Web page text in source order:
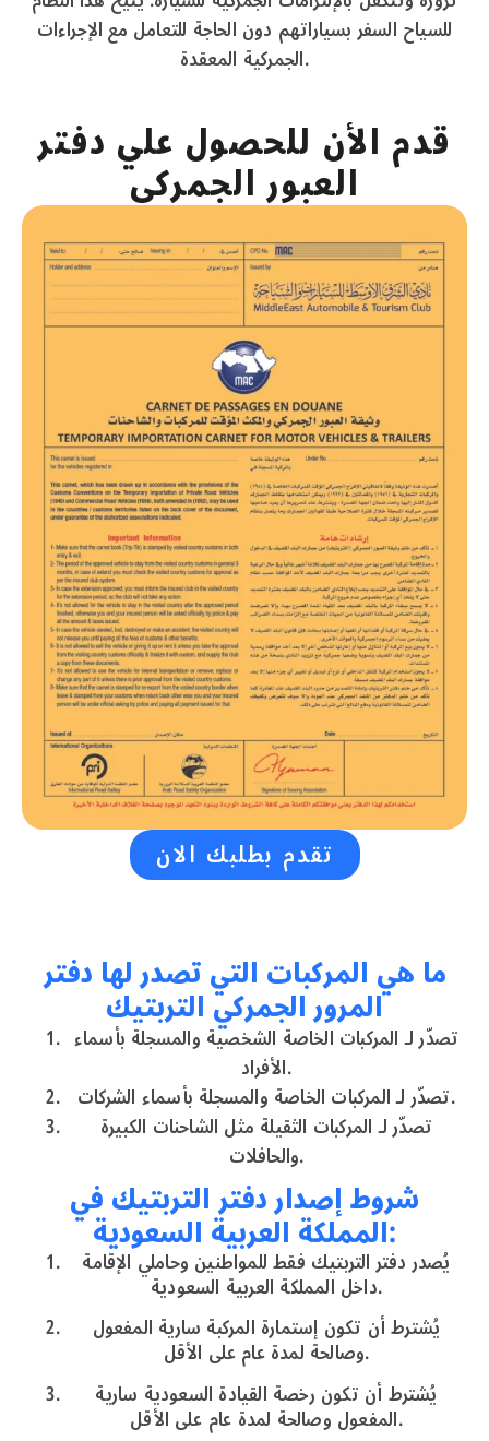
للسياح السفر بسياراتهم دون الحاجة للتعامل مع الإجراءات
الجمركية المعقدة.
قدم الأن للحصول علي دفتر
العبور الجمركي
تقدم بطلبك الان
ما هي المركبات التي تصدر لها دفتر
المرور الجمركي التربتيك
تصدّر لـ المركبات الخاصة الشخصية والمسجلة بأسماء
الأفراد.
تصدّر لـ المركبات الخاصة والمسجلة بأسماء الشركات.
تصدّر لـ المركبات الثقيلة مثل الشاحنات الكبيرة
والحافلات.
شروط إصدار دفتر التربتيك في
المملكة العربية السعودية:
يُصدر دفتر التربتيك فقط للمواطنين وحاملي الإقامة
داخل المملكة العربية السعودية.
يُشترط أن تكون إستمارة المركبة سارية المفعول
وصالحة لمدة عام على الأقل.
يُشترط أن تكون رخصة القيادة السعودية سارية
المفعول وصالحة لمدة عام على الأقل.